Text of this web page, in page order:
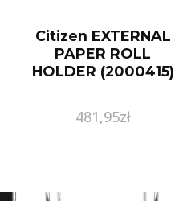
Citizen EXTERNAL
PAPER ROLL
HOLDER (2000415)
481,95zł